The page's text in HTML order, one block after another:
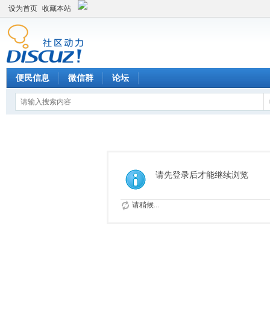
设为首页 收藏本站
便民信息 微信群 论坛
请先登录后才能继续浏览
请稍候...